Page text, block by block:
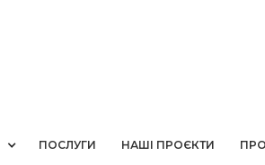
ПОСЛУГИ НАШІ ПРОЄКТИ